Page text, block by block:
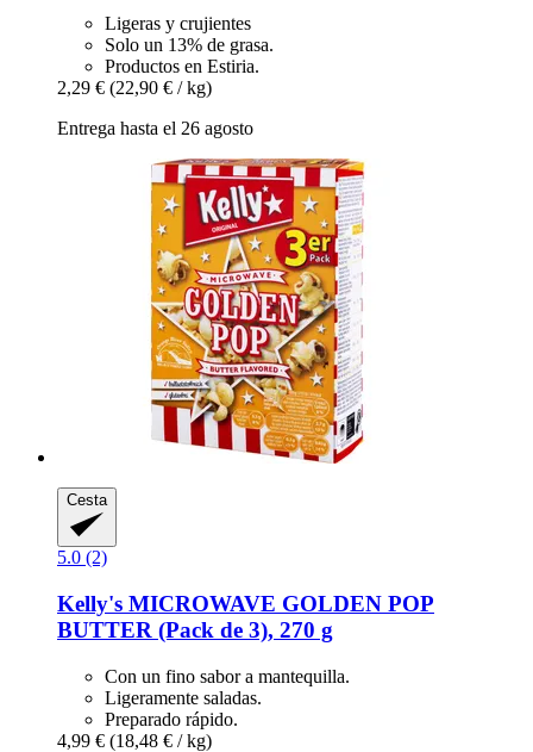
Ligeras y crujientes
Solo un 13% de grasa.
Productos en Estiria.
2,29 € (22,90 € / kg)
Entrega hasta el 26 agosto
Cesta
5.0 (2)
Kelly's MICROWAVE GOLDEN POP
BUTTER (Pack de 3), 270 g
Con un fino sabor a mantequilla.
Ligeramente saladas.
Preparado rápido.
4,99 € (18,48 € / kg)